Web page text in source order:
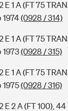
E 1 A (FT 75
1974(0928 / 314)
E 1 A (FT 75
1973(0928 / 315)
E 1 A (FT 75
1975(0928 / 316)
E 2 A (FT 100), 44